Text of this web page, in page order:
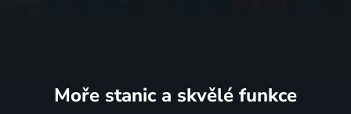
Moře stanic a skvělé funkce